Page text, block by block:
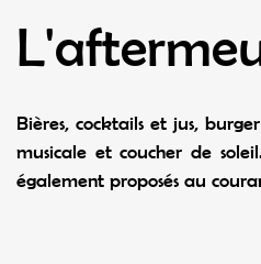
Bières, cocktails et jus,
musicale et coucher de
également proposés au